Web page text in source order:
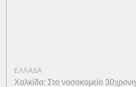
ΕΛΛΑΔΑ
Χαλκίδα: Στο νοσοκομείο 30χρονη